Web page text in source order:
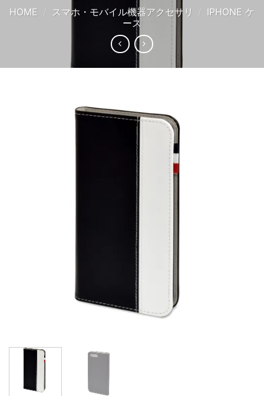
HOME / スマホ・モバイル機器アクセサリ / IPHONE ケ
ース